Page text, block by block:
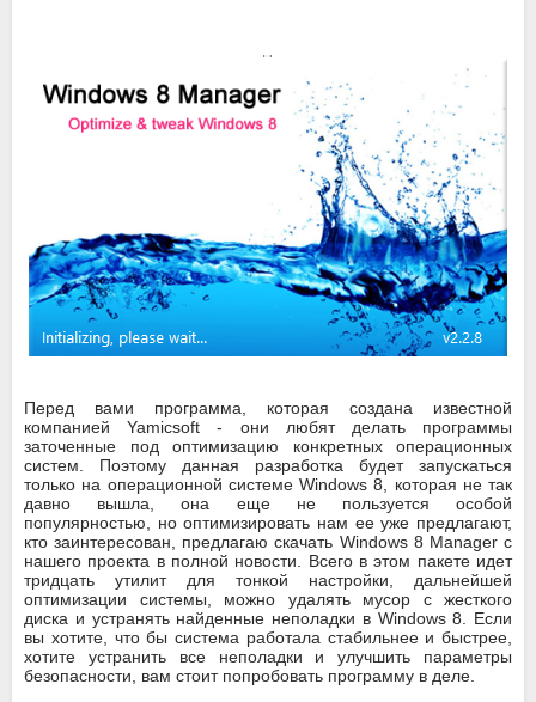
Перед вами программа, которая создана известной
компанией Yamicsoft - они любят делать программы
заточенные под оптимизацию конкретных операционных
систем. Поэтому данная разработка будет запускаться
только на операционной системе Windows 8, которая не так
давно вышла, она еще не пользуется особой
популярностью, но оптимизировать нам ее уже предлагают,
кто заинтересован, предлагаю скачать Windows 8 Manager с
нашего проекта в полной новости. Всего в этом пакете идет
тридцать утилит для тонкой настройки, дальнейшей
оптимизации системы, можно удалять мусор с жесткого
диска и устранять найденные неполадки в Windows 8. Если
вы хотите, что бы система работала стабильнее и быстрее,
хотите устранить все неполадки и улучшить параметры
безопасности, вам стоит попробовать программу в деле.